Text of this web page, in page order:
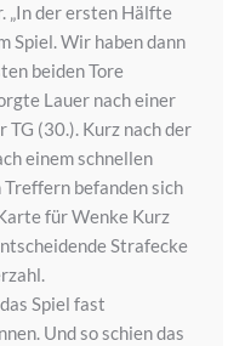
„In der ersten Hälfte
Spiel. Wir haben dann
beiden Tore
Lauer nach einer
TG (30.). Kurz nach der
einem schnellen
befanden sich
für Wenke Kurz
Strafecke
Spiel fast
Und so schien das